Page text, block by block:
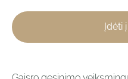
Įdėti